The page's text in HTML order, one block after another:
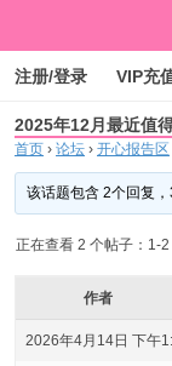
注册/登录 VIP充
标签云 文章归档
2025年12月最近值
首页 › 论坛 › 开心报告区
该话题包含 2个回复
正在查看 2 个帖子：1-
作者
2026年4月14日 下午